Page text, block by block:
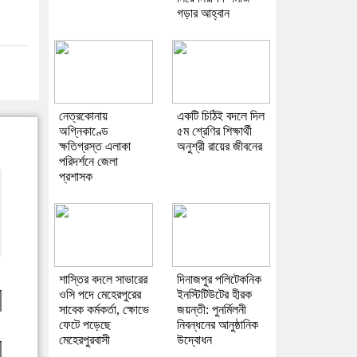
গড়ার আহ্বান
নেত্রকোনায়
অগ্নিকাণ্ডে
ক্ষতিগ্রস্ত এলাকা
পরিদর্শনে জেলা
প্রশাসক
একটি চিঠিই বদলে দিল
৫ম শ্রেণির শিক্ষার্থী
অনুশ্রী রায়ের জীবনের
শাস্তির বদলে সাভারের
ওসি পদে মেহেরপুরের
সাবেক কর্মকর্তা, ক্ষোভে
ফেটে পড়েছে
মেহেরপুরবাসী
দিনাজপুর পলিটেকনিক
ইনস্টিটিউটের হীরক
জয়ন্তী: পুনর্মিলনী
নিবন্ধনের আনুষ্ঠানিক
উদ্বোধন